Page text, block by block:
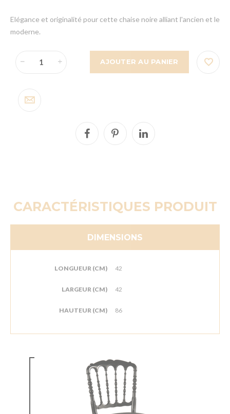
Elégance et originalité pour cette chaise noire alliant l'ancien et le
moderne.
AJOUTER AU PANIER
CARACTÉRISTIQUES PRODUIT
DIMENSIONS
LONGUEUR (CM) 42
LARGEUR (CM) 42
HAUTEUR (CM) 86